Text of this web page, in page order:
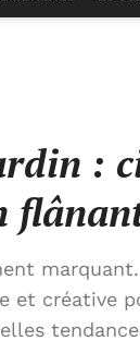
de s’y
:
et créative